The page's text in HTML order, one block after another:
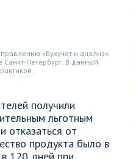
«Бухучет и анализ».
Санкт-Петербург. В данный
получили
льготным
отказаться от
продукта было в